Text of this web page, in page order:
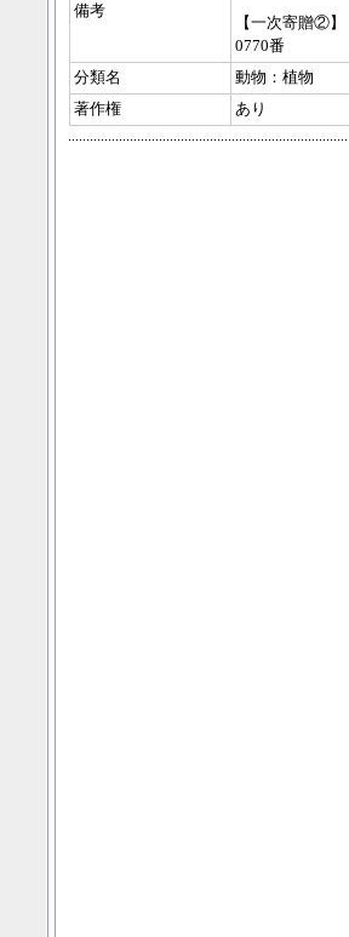
備考
【一次寄贈②】
0770番
分類名
動物：植物
著作権
あり